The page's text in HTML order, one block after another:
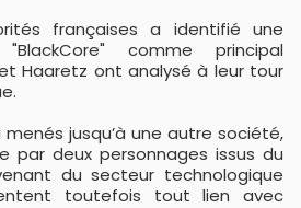
françaises a identifié une
comme principal
Haaretz ont analysé à leur tour
jusqu’à une autre société,
par deux personnages issus du
du secteur technologique
toutefois tout lien avec